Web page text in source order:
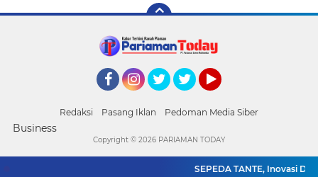
Redaksi Pasang Iklan Pedoman Media Siber
Business
SEPEDA TANTE, Inovasi
Copyright © 2026 PARIAMAN TODAY